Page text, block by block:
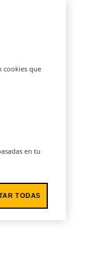
cookies que
en tu
TODAS